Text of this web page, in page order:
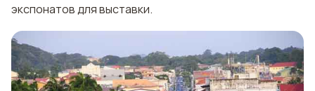
экспонатов для выставки.